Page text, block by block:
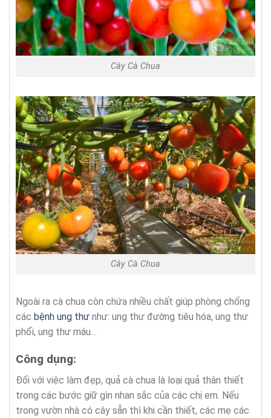
Cây Cà Chua
Cây Cà Chua
Ngoài ra cà chua còn chứa nhiều chất giúp phòng chống
các bệnh ung thư như: ung thư đường tiêu hóa, ung thư
phổi, ung thư máu…
Công dụng:
Đối với việc làm đẹp, quả cà chua là loại quả thân thiết
trong các bước giữ gìn nhan sắc của các chị em. Nếu
trong vườn nhà có cây sẵn thì khi cần thiết, các mẹ các